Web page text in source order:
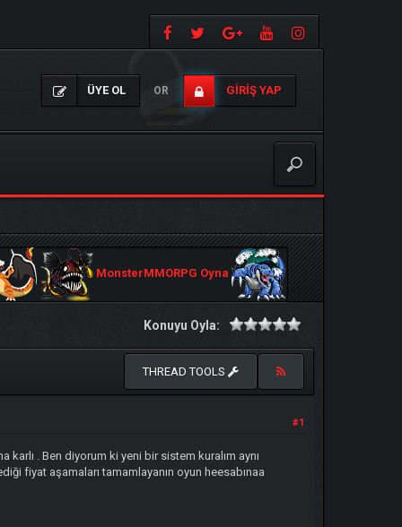
ÜYE OL OR GIRIŞ YAP
MonsterMMORPG Oyna
Konuyu Oyla:
THREAD TOOLS
#1
. Ben diyorum ki yeni bir sistem kuralım aynı
fiyat aşamaları tamamlayanın oyun heesabınaa